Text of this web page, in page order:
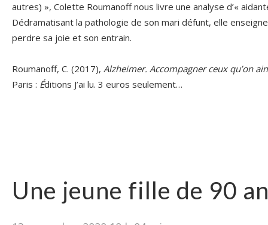
autres) », Colette Roumanoff nous livre une analyse d’«
Dédramatisant la pathologie de son mari défunt, elle
perdre sa joie et son entrain.
Roumanoff, C. (2017), Alzheimer. Accompagner ceux qu’on
Paris : Éditions J’ai lu. 3 euros seulement…
Une jeune fille de 90